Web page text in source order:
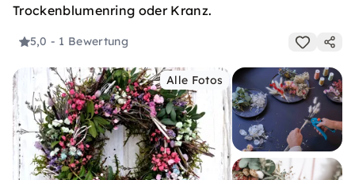
Trockenblumenring oder Kranz.
5,0 - 1 Bewertung
Alle Fotos